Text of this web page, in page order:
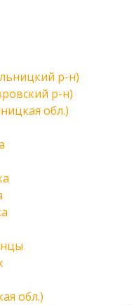
р-н)
р-н)
обл.)
обл.)